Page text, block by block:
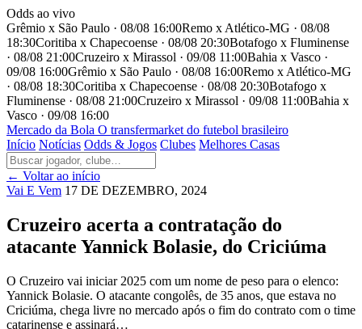
Odds ao vivo
Grêmio x São Paulo · 08/08 16:00Remo x Atlético-MG · 08/08
18:30Coritiba x Chapecoense · 08/08 20:30Botafogo x Fluminense
· 08/08 21:00Cruzeiro x Mirassol · 09/08 11:00Bahia x Vasco ·
09/08 16:00Grêmio x São Paulo · 08/08 16:00Remo x Atlético-MG
· 08/08 18:30Coritiba x Chapecoense · 08/08 20:30Botafogo x
Fluminense · 08/08 21:00Cruzeiro x Mirassol · 09/08 11:00Bahia x
Vasco · 09/08 16:00
Mercado da Bola O transfermarket do futebol brasileiro
Início Notícias Odds & Jogos Clubes Melhores Casas
← Voltar ao início
Vai E Vem 17 DE DEZEMBRO, 2024
Cruzeiro acerta a contratação do
atacante Yannick Bolasie, do Criciúma
O Cruzeiro vai iniciar 2025 com um nome de peso para o elenco:
Yannick Bolasie. O atacante congolês, de 35 anos, que estava no
Criciúma, chega livre no mercado após o fim do contrato com o time
catarinense e assinará…